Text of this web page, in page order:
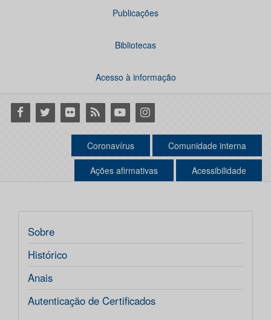
Publicações
Bibliotecas
Acesso à informação
Facebook
Twitter Flickr RSS YoutubeInstagram
Coronavírus Comunidade interna
Ações afirmativas Acessibilidade
Sobre
Histórico
Anais
Autenticação de Certificados